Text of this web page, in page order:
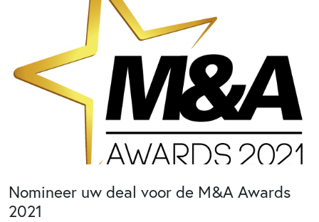
Nomineer uw deal voor de M&A Awards
2021